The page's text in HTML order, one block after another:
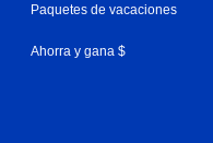
Paquetes de vacaciones
Ahorra y gana $